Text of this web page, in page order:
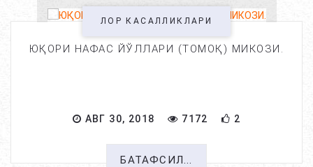
ЛОР КАСАЛЛИКЛАРИ
ЮҚОРИ НАФАС ЙЎЛЛАРИ (ТОМОҚ) МИКОЗИ.
АВГ 30, 2018 7172 2
БАТАФСИЛ...